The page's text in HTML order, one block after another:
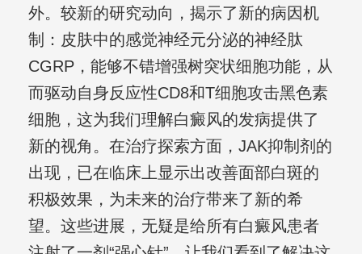
外。较新的研究动向，揭示了新的病因机
制：皮肤中的感觉神经元分泌的神经肽
CGRP，能够不错增强树突状细胞功能，从
而驱动自身反应性CD8和T细胞攻击黑色素
细胞，这为我们理解白癜风的发病提供了
新的视角。在治疗探索方面，JAK抑制剂的
出现，已在临床上显示出改善面部白斑的
积极效果，为未来的治疗带来了新的希
望。这些进展，无疑是给所有白癜风患者